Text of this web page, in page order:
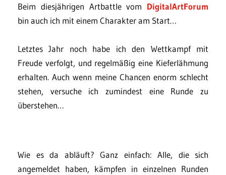
Beim diesjährigen Artbattle vom DigitalArtForum
bin auch ich mit einem Charakter am Start…
Letztes Jahr noch habe ich den Wettkampf mit
Freude verfolgt, und regelmäßig eine Kieferlähmung
erhalten. Auch wenn meine Chancen enorm schlecht
stehen, versuche ich zumindest eine Runde zu
überstehen…
Wie es da abläuft? Ganz einfach: Alle, die sich
angemeldet haben, kämpfen in einzelnen Runden